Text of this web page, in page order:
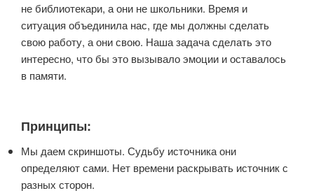
не библиотекари, а они не школьники. Время и
ситуация объединила нас, где мы должны сделать
свою работу, а они свою. Наша задача сделать это
интересно, что бы это вызывало эмоции и оставалось
в памяти.
Принципы:
Мы даем скриншоты. Судьбу источника они
определяют сами. Нет времени раскрывать источник с
разных сторон.